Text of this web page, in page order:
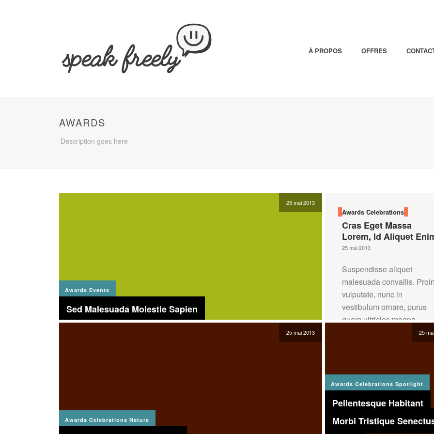
À PROPOS OFFRES
AWARDS
Description goes here
25 mai 2013
Awards Events
Sed Malesuada Molestie Sapien
Awards Celebrations
Cras Eget Massa
Lorem, Id Aliquet
25 mai 2013
Suspendisse aliquet
malesuada convallis. Proin
vulputate, nunc in
vestibulum ornare, purus
quam ultricies magna
25 mai 2013
Awards Celebrations Nature
25
Awards Celebrations Spotlight
Pellentesque Habitant
Morbi Tristique